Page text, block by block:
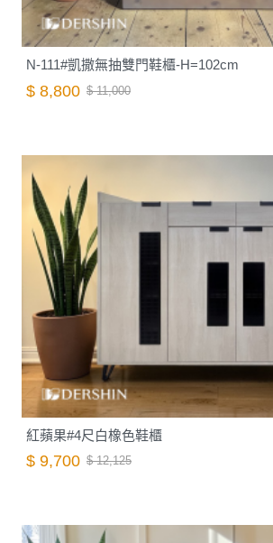
N-111#凱撒無抽雙門鞋櫃-H=102cm
$ 8,800 $ 11,000
紅蘋果#4尺白橡色鞋櫃
$ 9,700 $ 12,125